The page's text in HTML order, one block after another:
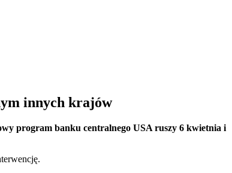
innych krajów
program banku centralnego USA ruszy 6 kwietnia i